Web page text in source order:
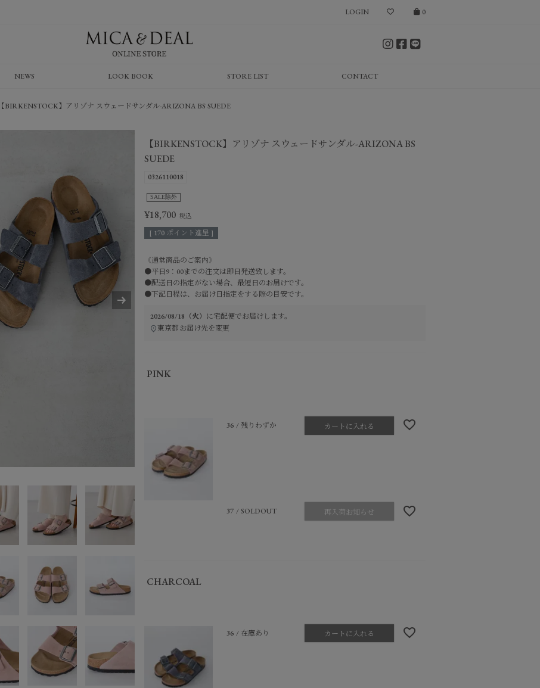
LOGIN 0
NEWS LOOK BOOK STORE LIST CONTACT
【BIRKENSTOCK】アリゾナ スウェードサンダル-ARIZONA BS SUEDE
【BIRKENSTOCK】アリゾナ スウェードサンダル-ARIZONA BS
SUEDE
0326110018
SALE除外
¥18,700
[ 170 ポイント進呈 ]
《通常商品のご案内》
●平日9：00までの注文は即日発送致します。
●配送日の指定がない場合、最短日のお届けです。
●下記日程は、お届け日指定をする際の目安です。
2026/08/18（火） に宅配便でお届けします。
東京都お届け先を変更
PINK
36 残りわずか カートに入れる
37 SOLDOUT 再入荷お知らせ
CHARCOAL
36 在庫あり カートに入れる